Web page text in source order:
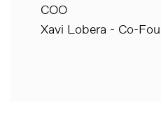
COO
Xavi Lobera - Co-